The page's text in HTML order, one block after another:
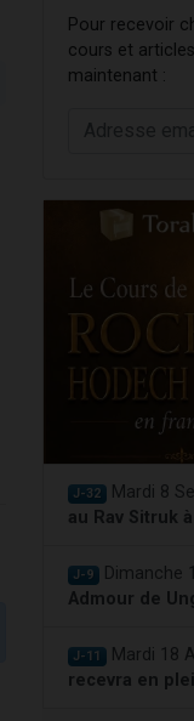
Pour recevoir
cours et
maintenant :
J-32 Mardi 8
au Rav Sitruk
J-9 Dimanche
Admour de
J-11 Mardi 18
recevra en